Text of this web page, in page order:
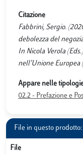
Citazione
Fabbrini, Sergio.
debolezza del
In Nicola Verola
nell’Unione Europea
Appare nelle
02.2 - Prefazione e
File in questo prodotto:
File